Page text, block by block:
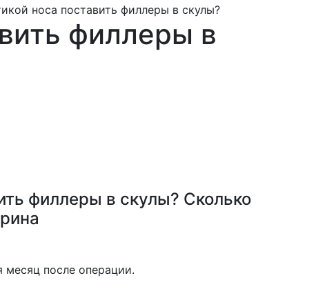
носа поставить филлеры в скулы?
филлеры в
филлеры в скулы? Сколько
месяц после операции.